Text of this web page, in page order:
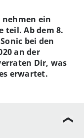
ein
teil. Ab dem 8.
bei den
an der
Dir, was
erwartet.